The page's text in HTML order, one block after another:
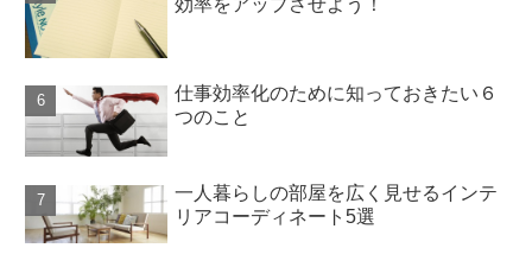
仕事効率化のために知っておきたい６
つのこと
一人暮らしの部屋を広く見せるインテ
リアコーディネート5選